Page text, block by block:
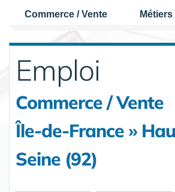
Commerce / Vente
Métiers
Emploi
Commerce / Vente
Île-de-France »
Seine (92)